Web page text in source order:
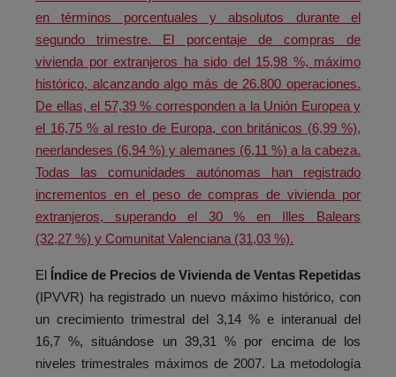
en términos porcentuales y absolutos durante el
segundo trimestre. El porcentaje de compras de
vivienda por extranjeros ha sido del 15,98 %, máximo
histórico, alcanzando algo más de 26.800 operaciones.
De ellas, el 57,39 % corresponden a la Unión Europea y
el 16,75 % al resto de Europa, con británicos (6,99 %),
neerlandeses (6,94 %) y alemanes (6,11 %) a la cabeza.
Todas las comunidades autónomas han registrado
incrementos en el peso de compras de vivienda por
extranjeros, superando el 30 % en Illes Balears
(32,27 %) y Comunitat Valenciana (31,03 %).
El Índice de Precios de Vivienda de Ventas Repetidas
(IPVVR) ha registrado un nuevo máximo histórico, con
un crecimiento trimestral del 3,14 % e interanual del
16,7 %, situándose un 39,31 % por encima de los
niveles trimestrales máximos de 2007. La metodología